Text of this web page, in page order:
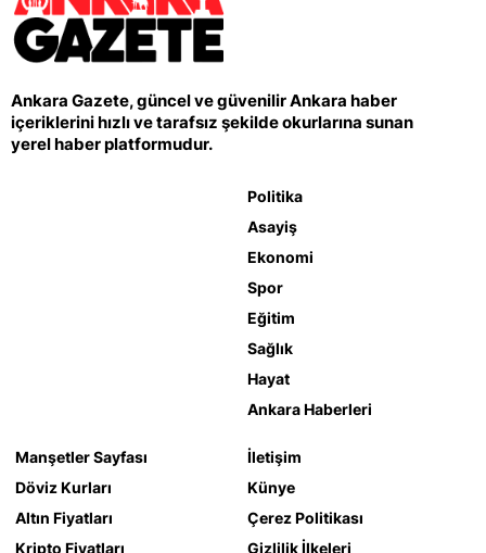
Ankara Gazete, güncel ve güvenilir Ankara haber
içeriklerini hızlı ve tarafsız şekilde okurlarına sunan
yerel haber platformudur.
Politika
Asayiş
Ekonomi
Spor
Eğitim
Sağlık
Hayat
Ankara Haberleri
Manşetler Sayfası
Döviz Kurları
Altın Fiyatları
Kripto Fiyatları
İletişim
Künye
Çerez Politikası
Gizlilik İlkeleri